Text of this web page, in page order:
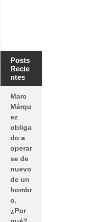
Posts
Recie
ntes
Marc
Márqu
ez
obliga
do a
operar
se de
nuevo
de un
hombr
o.
¿Por